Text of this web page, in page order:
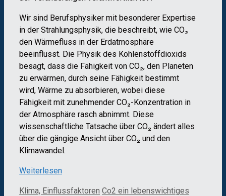
Wir sind Berufsphysiker mit besonderer Expertise
in der Strahlungsphysik, die beschreibt, wie CO₂
den Wärmefluss in der Erdatmosphäre
beeinflusst. Die Physik des Kohlenstoffdioxids
besagt, dass die Fähigkeit von CO₂, den Planeten
zu erwärmen, durch seine Fähigkeit bestimmt
wird, Wärme zu absorbieren, wobei diese
Fähigkeit mit zunehmender CO₂-Konzentration in
der Atmosphäre rasch abnimmt. Diese
wissenschaftliche Tatsache über CO₂ ändert alles
über die gängige Ansicht über CO₂ und den
Klimawandel.
Weiterlesen
Kategorien
Klima, Einflussfaktoren Schlagwörter
Co2 ein lebenswichtiges